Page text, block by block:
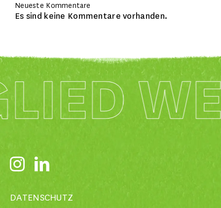
Neueste Kommentare
Es sind keine Kommentare vorhanden.
DATENSCHUTZ